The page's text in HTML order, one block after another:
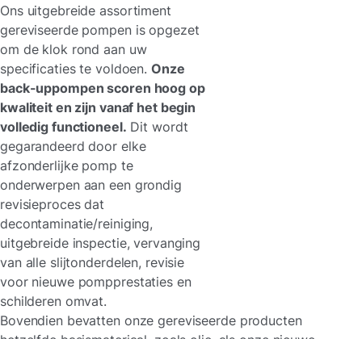
Ons uitgebreide assortiment
gereviseerde pompen is opgezet
om de klok rond aan uw
specificaties te voldoen. Onze
back-uppompen scoren hoog op
kwaliteit en zijn vanaf het begin
volledig functioneel. Dit wordt
gegarandeerd door elke
afzonderlijke pomp te
onderwerpen aan een grondig
revisieproces dat
decontaminatie/reiniging,
uitgebreide inspectie, vervanging
van alle slijtonderdelen, revisie
voor nieuwe pompprestaties en
schilderen omvat.
Bovendien bevatten onze gereviseerde producten